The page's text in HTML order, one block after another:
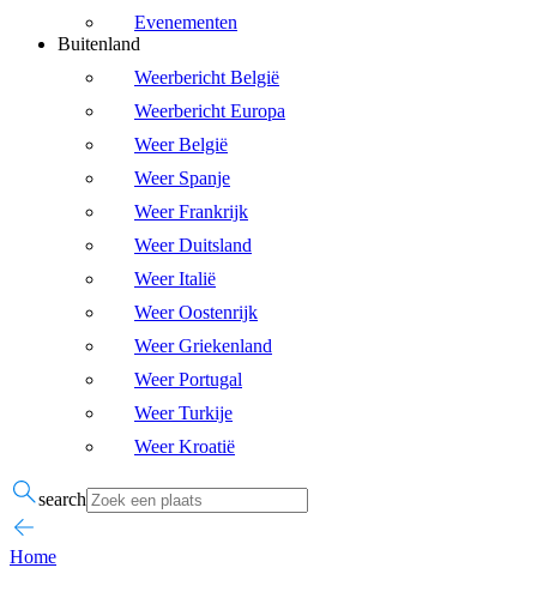
Evenementen
Buitenland
Weerbericht België
Weerbericht Europa
Weer België
Weer Spanje
Weer Frankrijk
Weer Duitsland
Weer Italië
Weer Oostenrijk
Weer Griekenland
Weer Portugal
Weer Turkije
Weer Kroatië
search
Home